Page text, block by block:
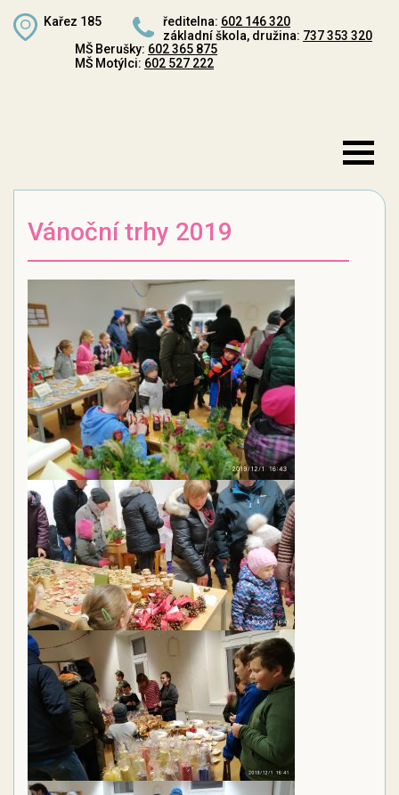
Kařez 185 ředitelna: 602 146 320
základní škola, družina: 737 353 320
MŠ Berušky: 602 365 875
MŠ Motýlci: 602 527 222
Vánoční trhy 2019